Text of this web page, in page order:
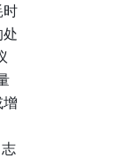
时